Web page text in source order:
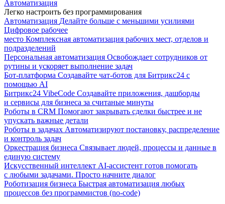
Автоматизация
Легко настроить без программирования
Автоматизация Делайте больше с меньшими усилиями
Цифровое рабочее
место Комплексная автоматизация рабочих мест, отделов и
подразделений
Персональная автоматизация Освобождает сотрудников от
рутины и ускоряет выполнение задач
Бот-платформа Создавайте чат-ботов для Битрикс24 с
помощью AI
Битрикс24 VibeCode Создавайте приложения, дашборды
и сервисы для бизнеса за считаные минуты
Роботы в CRM Помогают закрывать сделки быстрее и не
упускать важные детали
Роботы в задачах Автоматизируют постановку, распределение
и контроль задач
Оркестрация бизнеса Связывает людей, процессы и данные в
единую систему
Искусственный интеллект AI-ассистент готов помогать
с любыми задачами. Просто начните диалог
Роботизация бизнеса Быстрая автоматизация любых
процессов без программистов (no-code)